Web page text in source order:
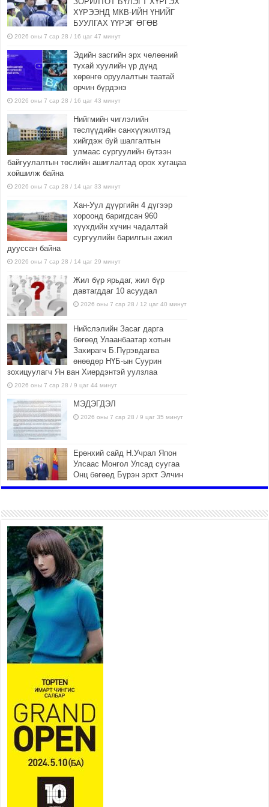
ХҮРЭЭНД МКВ-ИЙН ҮНИЙГ
БУУЛГАХ ҮҮРЭГ ӨГӨВ
2026 оны 7 сар 28 / 16 цаг 47 минут
Эдийн засгийн эрх чөлөөний
тухай хуулийн үр дүнд
хөрөнгө оруулалтын таатай
орчин бүрдэнэ
2026 оны 7 сар 28 / 16 цаг 43 минут
Нийгмийн чиглэлийн
төслүүдийн санхүүжилтэд
хийгдэж буй шалгалтын
улмаас сургуулийн бүтээн
байгуулалтын төслийн ашиглалтад орох хугацаа
хойшилж байна
2026 оны 7 сар 28 / 14 цаг 33 минут
Хан-Уул дүүргийн 4 дүгээр
хороонд баригдсан 960
хүүхдийн хүчин чадалтай
сургуулийн барилгын ажил
дууссан байна
2026 оны 7 сар 28 / 14 цаг 29 минут
Жил бүр ярьдаг, жил бүр
давтагддаг 10 асуудал
2026 оны 7 сар 28 / 12 цаг 40 минут
Нийслэлийн Засаг дарга
бөгөөд Улаанбаатар хотын
Захирагч Б.Пүрэвдагва
өнөөдөр НҮБ-ын Суурин
зохицуулагч Ян ван Хиердэнтэй уулзлаа
2026 оны 7 сар 28 / 9 цаг 44 минут
МЭДЭГДЭЛ
2026 оны 7 сар 28 / 9 цаг 35 минут
Ерөнхий сайд Н.Учрал Япон
Улсаас Монгол Улсад суугаа
Онц бөгөөд Бүрэн эрхт Элчин
сайд Игавахара Масарүг
2026 оны 7 сар 27 / 16 цаг 26 минут
Орон нутагт санхүүгийн эрх
мэдлийг олгож, Иргэдийн
төлөөлөгчдийн хурал хяналт
тавьдаг байх эрх зүйн орчныг
бүрдүүлнэ
2026 оны 7 сар 27 / 16 цаг 22 минут
Байгаль орчин, хүнс, хөдөө аж
ахуйн байнгын хороо 37
асуудлыг хэлэлцэн, 14 хууль,
6 тогтоол батлуулжээ
2026 оны 7 сар 27 / 16 цаг 16 минут
Сөүлийн гудамж амралтын
боллоо
2026 оны 7 сар 27 / 11 цаг 58 минут
Дамбадаржаа дулааны станцад 10 дугаар сард
тохируулга хийж, энэ онд ашиглалтад оруулна
2026 оны 7 сар 27 / 11 цаг 43 минут
Нийслэлийн 5000 өрхийг хийн түлшний
хэрэглээнд бүрэн шилжүүллээ
2026 оны 7 сар 27 / 11 цаг 37 минут